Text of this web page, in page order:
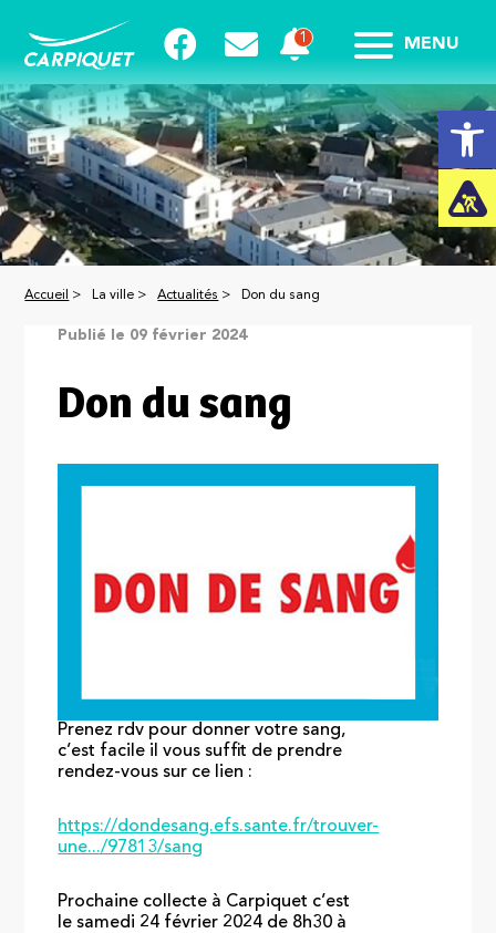
Ouvrir
MENU
Accueil > La ville > Actualités > Don du sang
Publié le 09 février 2024
Don du sang
Prenez rdv pour donner votre sang,
c’est facile il vous suffit de prendre
rendez-vous sur ce lien :
https://dondesang.efs.sante.fr/trouver-
une.../97813/sang
Prochaine collecte à Carpiquet c’est
le samedi 24 février 2024 de 8h30 à